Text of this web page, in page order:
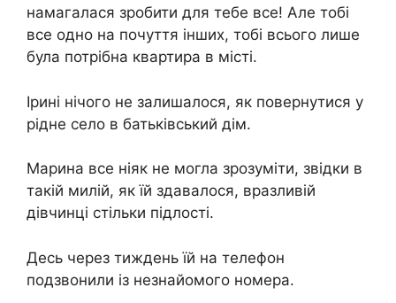
намагалася зробити для тебе все! Але тобі
все одно на почуття інших, тобі всього лише
була потрібна квартира в місті.
Ірині нічого не залишалося, як повернутися у
рідне село в батьківський дім.
Марина все ніяк не могла зрозуміти, звідки в
такій милій, як їй здавалося, вразливій
дівчинці стільки підлості.
Десь через тиждень їй на телефон
подзвонили із незнайомого номера.